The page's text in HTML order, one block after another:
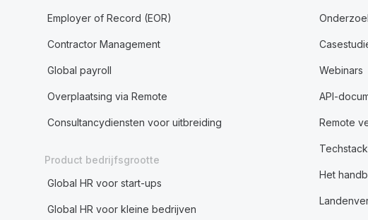
Employer of Record (EOR)
Contractor Management
Global payroll
Overplaatsing via Remote
Consultancydiensten voor uitbreiding
Product bedrijfsgrootte
Global HR voor start-ups
Global HR voor kleine bedrijven
Webinars
API-
Remote
Het